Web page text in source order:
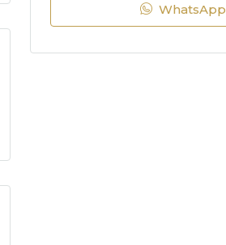
WhatsApp